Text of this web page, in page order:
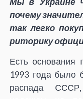
почему
так легко
риторику
Есть основания
1993 года было
распада